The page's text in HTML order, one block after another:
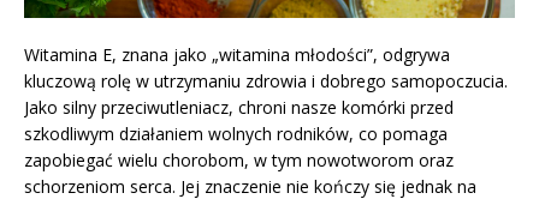
Witamina E, znana jako „witamina młodości”, odgrywa
kluczową rolę w utrzymaniu zdrowia i dobrego samopoczucia.
Jako silny przeciwutleniacz, chroni nasze komórki przed
szkodliwym działaniem wolnych rodników, co pomaga
zapobiegać wielu chorobom, w tym nowotworom oraz
schorzeniom serca. Jej znaczenie nie kończy się jednak na